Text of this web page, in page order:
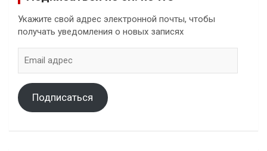
Укажите свой адрес электронной почты, чтобы
получать уведомления о новых записях
адрес
Подписаться